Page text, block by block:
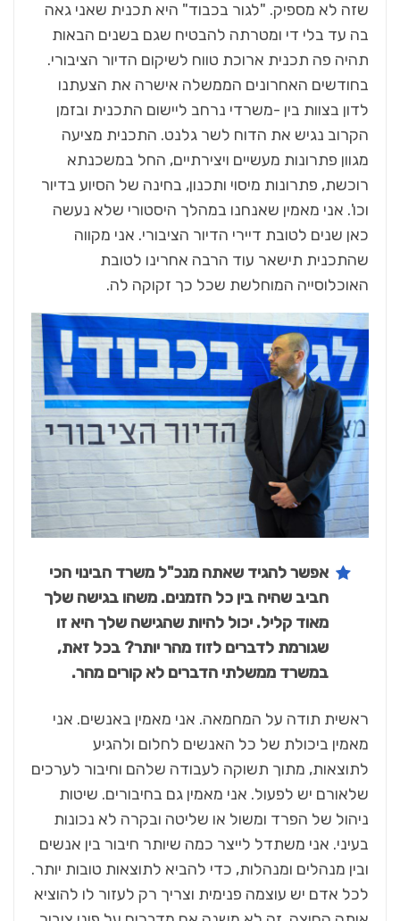
שזה לא מספיק. "לגור בכבוד" היא תכנית שאני גאה
בה עד בלי די ומטרתה להבטיח שגם בשנים הבאות
תהיה פה תכנית ארוכת טווח לשיקום הדיור הציבורי.
בחודשים האחרונים הממשלה אישרה את הצעתנו
לדון בצוות בין -משרדי נרחב ליישום התכנית ובזמן
הקרוב נגיש את הדוח לשר גלנט. התכנית מציעה
מגוון פתרונות מעשיים ויצירתיים, החל במשכנתא
רוכשת, פתרונות מיסוי ותכנון, בחינה של הסיוע בדיור
וכו'. אני מאמין שאנחנו במהלך היסטורי שלא נעשה
כאן שנים לטובת דיירי הדיור הציבורי. אני מקווה
שהתכנית תישאר עוד הרבה אחרינו לטובת
האוכלוסייה המוחלשת שכל כך זקוקה לה.
אפשר להגיד שאתה מנכ"ל משרד הבינוי הכי
חביב שהיה בין כל הזמנים. משהו בגישה שלך
מאוד קליל. יכול להיות שהגישה שלך היא זו
שגורמת לדברים לזוז מהר יותר? בכל זאת,
במשרד ממשלתי הדברים לא קורים מהר.
ראשית תודה על המחמאה. אני מאמין באנשים. אני
מאמין ביכולת של כל האנשים לחלום ולהגיע
לתוצאות, מתוך תשוקה לעבודה שלהם וחיבור לערכים
שלאורם יש לפעול. אני מאמין גם בחיבורים. שיטות
ניהול של הפרד ומשול או שליטה ובקרה לא נכונות
בעיני. אני משתדל לייצר כמה שיותר חיבור בין אנשים
ובין מנהלים ומנהלות, כדי להביא לתוצאות טובות יותר.
לכל אדם יש עוצמה פנימית וצריך רק לעזור לו להוציא